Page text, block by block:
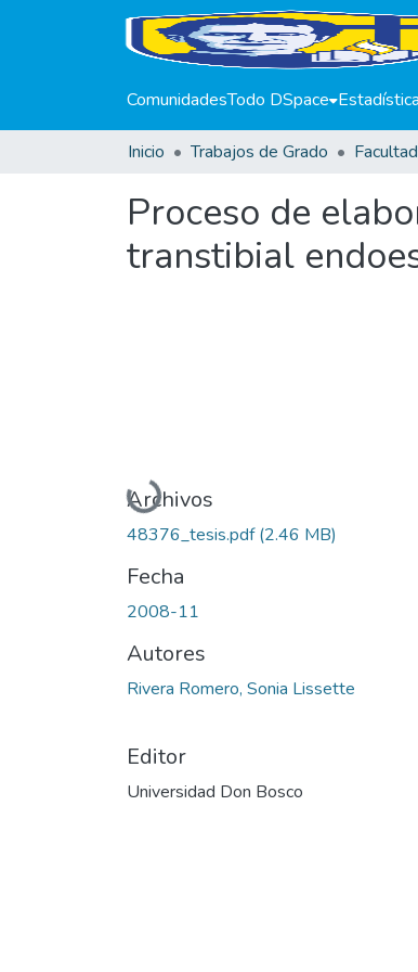
ComunidadesTodo DSpace
Inicio Trabajos de Grado
Proceso de
transtibial
Cargando...
Archivos
48376_tesis.pdf(2.46 MB)
Fecha
2008-11
Autores
Rivera Romero, Sonia Lissette
Editor
Universidad Don Bosco